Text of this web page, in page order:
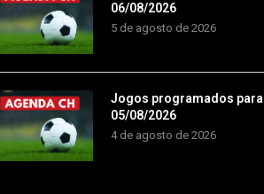
06/08/2026
5 de agosto de 2026
Jogos programados
05/08/2026
4 de agosto de 2026